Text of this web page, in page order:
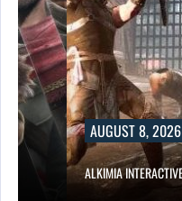
AUGUST 8, 2026
ALKIMIA